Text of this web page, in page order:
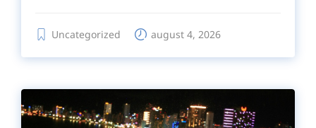
Uncategorized august 4, 2026